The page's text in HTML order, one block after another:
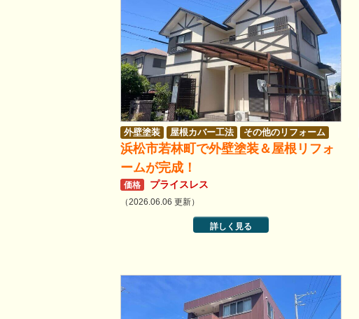
浜松市若林町で外壁塗装＆屋根リフォ
ームが完成！
価格 プライスレス
（2026.06.06 更新）
詳しく見る
外壁塗装 屋根カバー工法 その他のリフォーム